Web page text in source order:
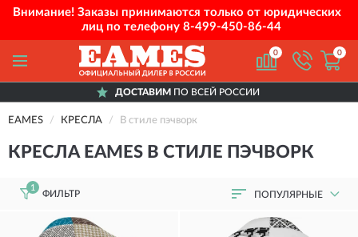
Внимание! Заказы принимаются только от юридических
лиц по телефону 8-499-450-86-44
0 0
ДОСТАВИМ ПО ВСЕЙ РОССИИ
EAMES КРЕСЛА В стиле пэчворк
КРЕСЛА EAMES В СТИЛЕ ПЭЧВОРК
1
ФИЛЬТР ПОПУЛЯРНЫЕ